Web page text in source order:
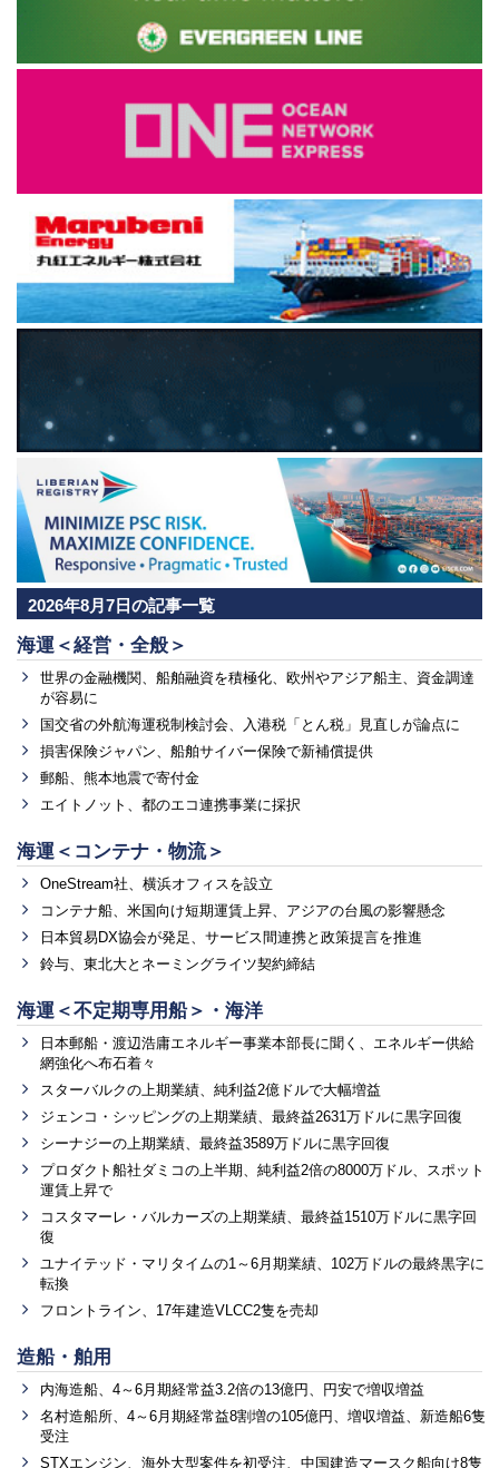
2026年8月7日の記事一覧
海運＜経営・全般＞
世界の金融機関、船舶融資を積極化、欧州やアジア船主、資金調達
が容易に
国交省の外航海運税制検討会、入港税「とん税」見直しが論点に
損害保険ジャパン、船舶サイバー保険で新補償提供
郵船、熊本地震で寄付金
エイトノット、都のエコ連携事業に採択
海運＜コンテナ・物流＞
OneStream社、横浜オフィスを設立
コンテナ船、米国向け短期運賃上昇、アジアの台風の影響懸念
日本貿易DX協会が発足、サービス間連携と政策提言を推進
鈴与、東北大とネーミングライツ契約締結
海運＜不定期専用船＞・海洋
日本郵船・渡辺浩庸エネルギー事業本部長に聞く、エネルギー供給
網強化へ布石着々
スターバルクの上期業績、純利益2億ドルで大幅増益
ジェンコ・シッピングの上期業績、最終益2631万ドルに黒字回復
シーナジーの上期業績、最終益3589万ドルに黒字回復
プロダクト船社ダミコの上半期、純利益2倍の8000万ドル、スポット
運賃上昇で
コスタマーレ・バルカーズの上期業績、最終益1510万ドルに黒字回
復
ユナイテッド・マリタイムの1～6月期業績、102万ドルの最終黒字に
転換
フロントライン、17年建造VLCC2隻を売却
造船・舶用
内海造船、4～6月期経常益3.2倍の13億円、円安で増収増益
名村造船所、4～6月期経常益8割増の105億円、増収増益、新造船6隻
受注
STXエンジン、海外大型案件を初受注、中国建造マースク船向け8隻